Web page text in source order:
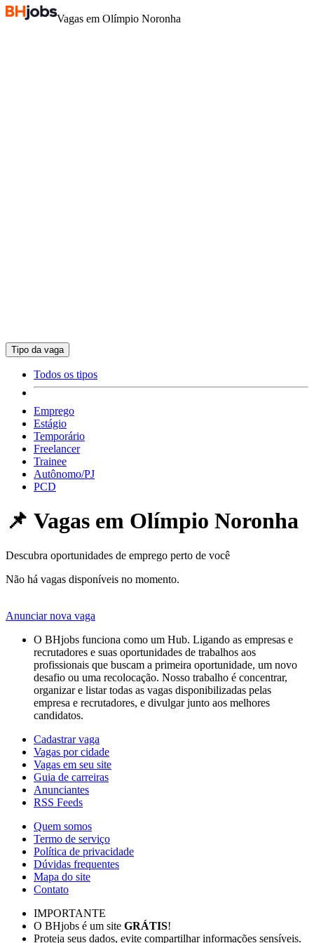
Vagas em Olímpio Noronha
Tipo da vaga
Todos os tipos
Emprego
Estágio
Temporário
Freelancer
Trainee
Autônomo/PJ
PCD
📌 Vagas em Olímpio Noronha
Descubra oportunidades de emprego perto de você
Não há vagas disponíveis no momento.
Anunciar nova vaga
O BHjobs funciona como um Hub. Ligando as empresas e
recrutadores e suas oportunidades de trabalhos aos
profissionais que buscam a primeira oportunidade, um novo
desafio ou uma recolocação. Nosso trabalho é concentrar,
organizar e listar todas as vagas disponibilizadas pelas
empresa e recrutadores, e divulgar junto aos melhores
candidatos.
Cadastrar vaga
Vagas por cidade
Vagas em seu site
Guia de carreiras
Anunciantes
RSS Feeds
Quem somos
Termo de serviço
Política de privacidade
Dúvidas frequentes
Mapa do site
Contato
IMPORTANTE
O BHjobs é um site GRÁTIS!
Proteja seus dados, evite compartilhar informações sensíveis.